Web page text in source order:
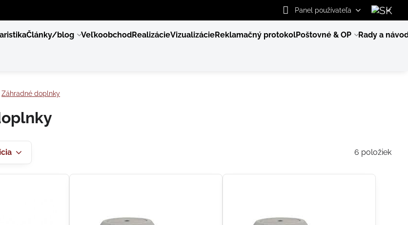
Panel používateľa
Články/blog VeľkoobchodRealizácieVizualizácieReklamačný protokolPoštovné & OP Rady a
Záhradné doplnky
6 položiek